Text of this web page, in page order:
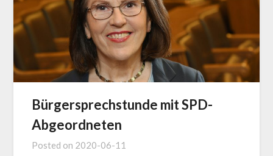
Bürgersprechstunde mit SPD-
Abgeordneten
Posted on 2020-06-11